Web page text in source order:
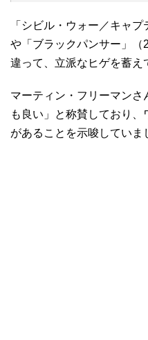
「シビル・ウォー／キャ
や「ブラックパンサー」（
違って、立派なヒゲを蓄え
マーティン・フリーマンさ
も良い」と称賛しており
があることを示唆していま